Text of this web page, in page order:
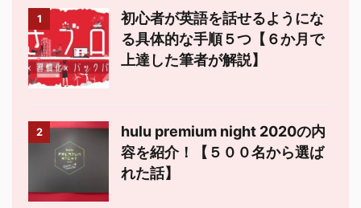
1
初心者が英語を話せるようにな
る具体的な手順５つ【６か月で
上達した筆者が解説】
2
hulu premium night 2020の内
容を紹介！【５００名から選ば
れた話】